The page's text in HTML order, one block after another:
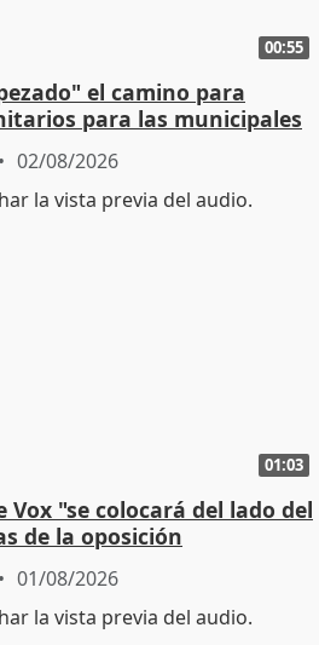
00:55
el camino para
para las municipales
02/08/2026
01:03
"se colocará del lado del
de la oposición
01/08/2026